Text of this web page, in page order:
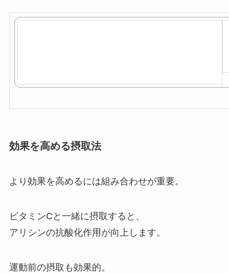
効果を高める摂取法
より効果を高めるには組み合わせが重要。
ビタミンCと一緒に摂取すると、
アリシンの抗酸化作用が向上します。
運動前の摂取も効果的。